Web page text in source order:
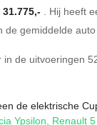
31.775,- . Hij heeft
de gemiddelde
in de uitvoeringen
de elektrische
Ypsilon, Renault